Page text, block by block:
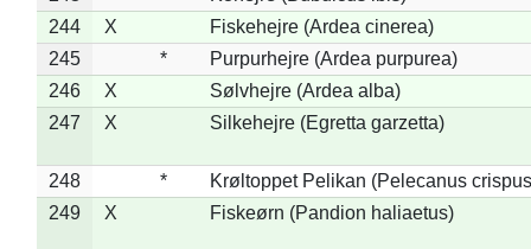
244
X
Fiskehejre (Ardea cinerea)
245
*
Purpurhejre (Ardea purpurea)
246
X
Sølvhejre (Ardea alba)
247
X Silkehejre (Egretta garzetta)
248 *
Krøltoppet Pelikan (Pelecanus
249
X Fiskeørn (Pandion haliaetus)